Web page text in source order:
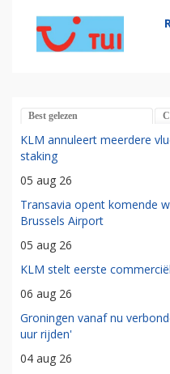
Best gelezen
KLM annuleert meerdere
staking
05 aug 26
Transavia opent komende
Brussels Airport
05 aug 26
KLM stelt eerste
06 aug 26
Groningen vanaf nu
uur rijden'
04 aug 26